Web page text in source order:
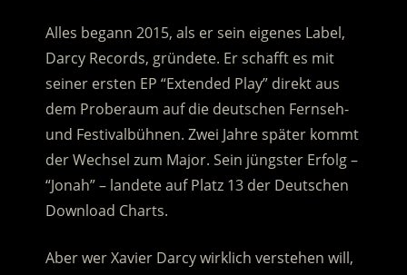
Alles begann 2015, als er sein eigenes Label,
Darcy Records, gründete. Er schafft es mit
seiner ersten EP “Extended Play” direkt aus
dem Proberaum auf die deutschen Fernseh-
und Festivalbühnen. Zwei Jahre später kommt
der Wechsel zum Major. Sein jüngster Erfolg –
“Jonah” – landete auf Platz 13 der Deutschen
Download Charts.
Aber wer Xavier Darcy wirklich verstehen will,